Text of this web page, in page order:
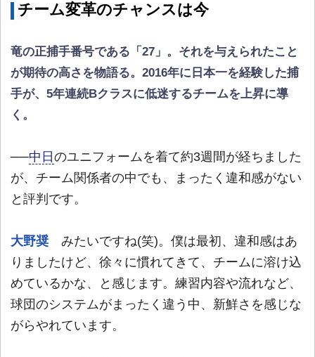
チーム変革のチャンスは今
竜の正捕手番号である「27」。それを与えられたこと
が期待の高さを物語る。2016年に日本一を経験した捕
手が、5年連続Bクラスに低迷するチームを上昇に導
く。
──中日 のユニフォームを着て約3週間が経ちました
が、チーム関係者の中でも、まったく違和感がない
と評判です。
大野奨 みたいですね(笑)。僕は最初、違和感はあ
りましたけど、徐々に慣れてきて、チームに溶け込
めているかな、と感じます。練習内容や流れなど、
球団のシステムがまったく違う中、新鮮さを感じな
がらやれています。